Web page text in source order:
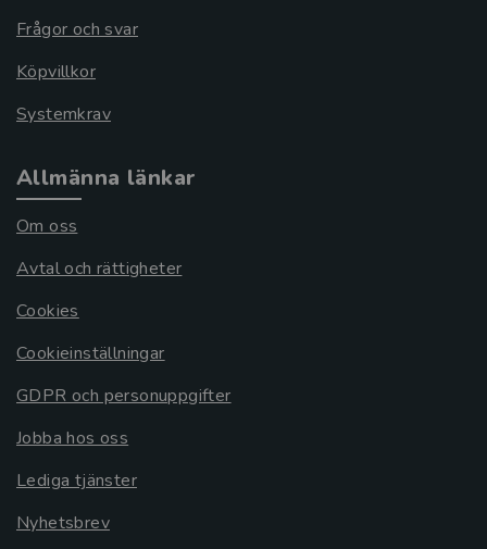
Frågor och svar
Köpvillkor
Systemkrav
Allmänna länkar
Om oss
Avtal och rättigheter
Cookies
Cookieinställningar
GDPR och personuppgifter
Jobba hos oss
Lediga tjänster
Nyhetsbrev